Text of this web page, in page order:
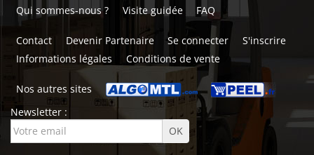
Qui sommes-nous ? Visite guidée FAQ
Contact Devenir Partenaire Se connecter
S'inscrire
Informations légales
Conditions de vente
Nos autres sites
Newsletter :